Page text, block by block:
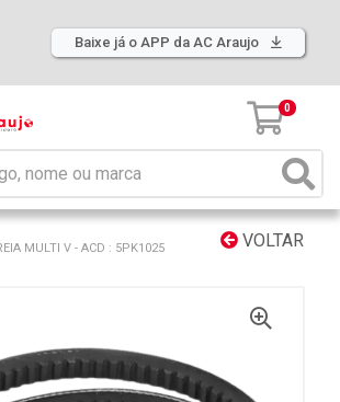
Baixe já o APP da AC Araujo
0
VOLTAR
MULTI V - ACD : 5PK1025